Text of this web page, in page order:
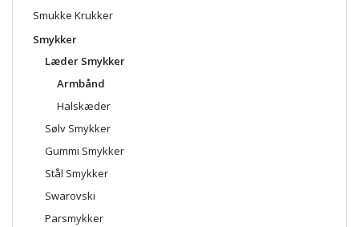
Smukke Krukker
Smykker
Læder Smykker
Armbånd
Halskæder
Sølv Smykker
Gummi Smykker
Stål Smykker
Swarovski
Parsmykker